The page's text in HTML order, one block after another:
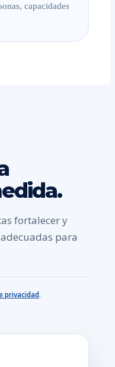
capacidades
fortalecer y
para
privacidad.